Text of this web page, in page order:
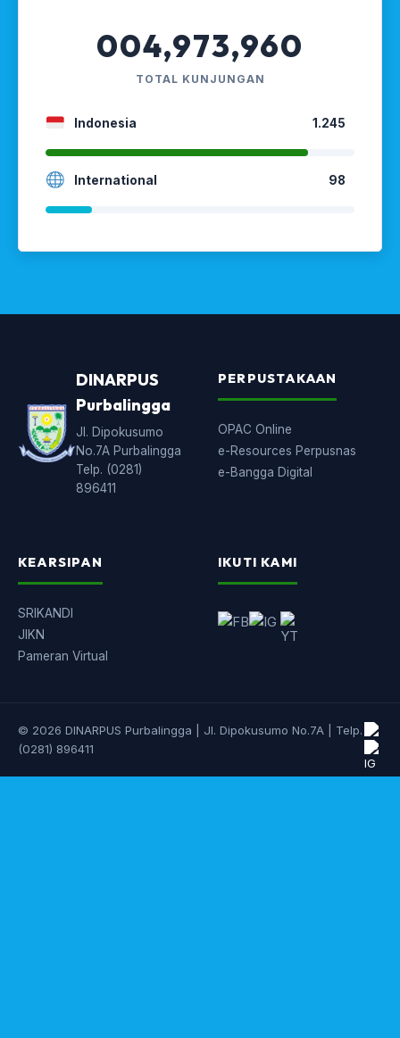
004,973,960
TOTAL KUNJUNGAN
Indonesia 1.245
International 98
DINARPUS
Purbalingga
Jl. Dipokusumo
No.7A Purbalingga
Telp. (0281)
896411
PERPUSTAKAAN
OPAC Online
e-Resources Perpusnas
e-Bangga Digital
KEARSIPAN
SRIKANDI
JIKN
Pameran Virtual
IKUTI KAMI
© 2026 DINARPUS Purbalingga | Jl. Dipokusumo No.7A | Telp.
(0281) 896411